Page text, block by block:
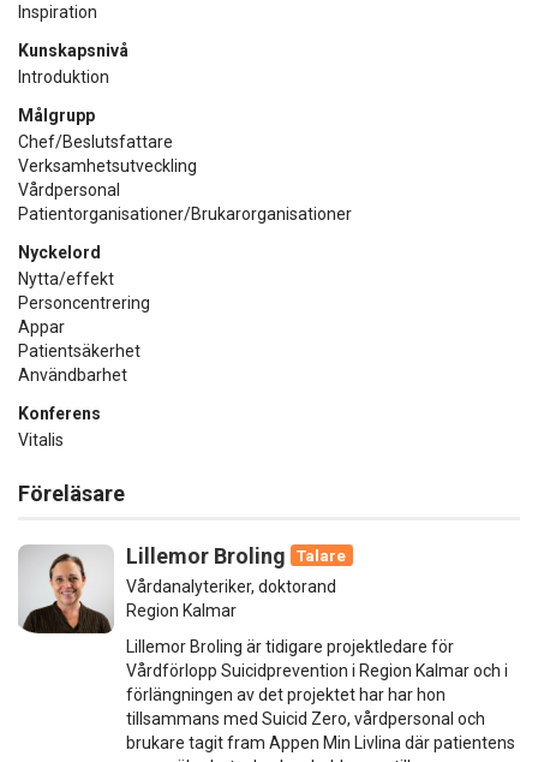
Inspiration
Kunskapsnivå
Introduktion
Målgrupp
Chef/Beslutsfattare
Verksamhetsutveckling
Vårdpersonal
Patientorganisationer/Brukarorganisationer
Nyckelord
Nytta/effekt
Personcentrering
Appar
Patientsäkerhet
Användbarhet
Konferens
Vitalis
Föreläsare
Lillemor Broling
Talare
Vårdanalyteriker, doktorand
Region Kalmar
Lillemor Broling är tidigare projektledare för
Vårdförlopp Suicidprevention i Region Kalmar och i
förlängningen av det projektet har har hon
tillsammans med Suicid Zero, vårdpersonal och
brukare tagit fram Appen Min Livlina där patientens